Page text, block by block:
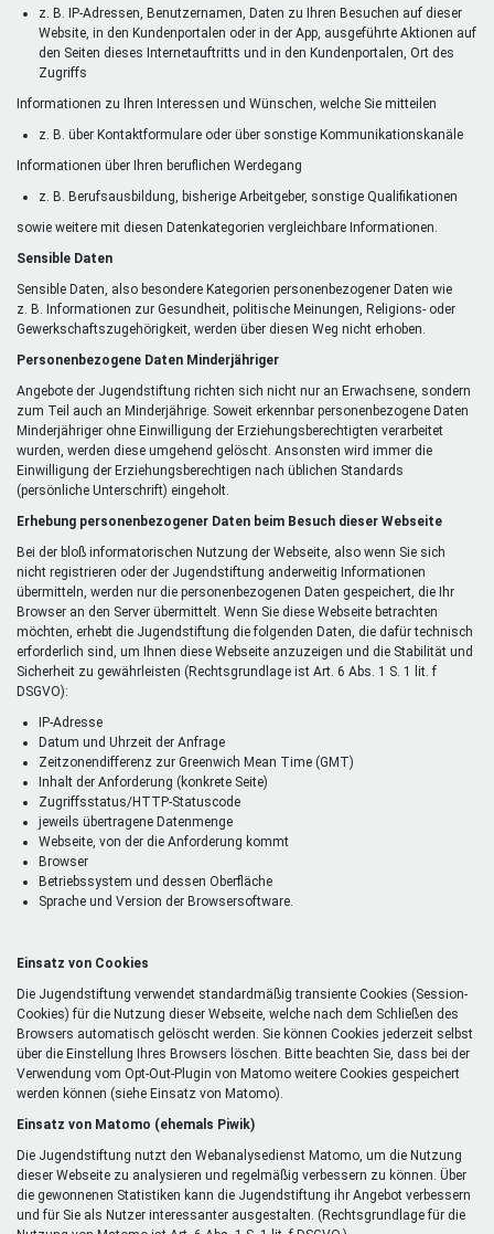
z. B. IP-Adressen, Benutzernamen, Daten zu Ihren Besuchen auf dieser
Website, in den Kundenportalen oder in der App, ausgeführte Aktionen auf
den Seiten dieses Internetauftritts und in den Kundenportalen, Ort des
Zugriffs
Informationen zu Ihren Interessen und Wünschen, welche Sie mitteilen
z. B. über Kontaktformulare oder über sonstige Kommunikationskanäle
Informationen über Ihren beruflichen Werdegang
z. B. Berufsausbildung, bisherige Arbeitgeber, sonstige Qualifikationen
sowie weitere mit diesen Datenkategorien vergleichbare Informationen.
Sensible Daten
Sensible Daten, also besondere Kategorien personenbezogener Daten wie
z. B. Informationen zur Gesundheit, politische Meinungen, Religions- oder
Gewerkschaftszugehörigkeit, werden über diesen Weg nicht erhoben.
Personenbezogene Daten Minderjähriger
Angebote der Jugendstiftung richten sich nicht nur an Erwachsene, sondern
zum Teil auch an Minderjährige. Soweit erkennbar personenbezogene Daten
Minderjähriger ohne Einwilligung der Erziehungsberechtigten verarbeitet
wurden, werden diese umgehend gelöscht. Ansonsten wird immer die
Einwilligung der Erziehungsberechtigen nach üblichen Standards
(persönliche Unterschrift) eingeholt.
Erhebung personenbezogener Daten beim Besuch dieser Webseite
Bei der bloß informatorischen Nutzung der Webseite, also wenn Sie sich
nicht registrieren oder der Jugendstiftung anderweitig Informationen
übermitteln, werden nur die personenbezogenen Daten gespeichert, die Ihr
Browser an den Server übermittelt. Wenn Sie diese Webseite betrachten
möchten, erhebt die Jugendstiftung die folgenden Daten, die dafür technisch
erforderlich sind, um Ihnen diese Webseite anzuzeigen und die Stabilität und
Sicherheit zu gewährleisten (Rechtsgrundlage ist Art. 6 Abs. 1 S. 1 lit. f
DSGVO):
IP-Adresse
Datum und Uhrzeit der Anfrage
Zeitzonendifferenz zur Greenwich Mean Time (GMT)
Inhalt der Anforderung (konkrete Seite)
Zugriffsstatus/HTTP-Statuscode
jeweils übertragene Datenmenge
Webseite, von der die Anforderung kommt
Browser
Betriebssystem und dessen Oberfläche
Sprache und Version der Browsersoftware.
Einsatz von Cookies
Die Jugendstiftung verwendet standardmäßig transiente Cookies (Session-
Cookies) für die Nutzung dieser Webseite, welche nach dem Schließen des
Browsers automatisch gelöscht werden. Sie können Cookies jederzeit selbst
über die Einstellung Ihres Browsers löschen. Bitte beachten Sie, dass bei der
Verwendung vom Opt-Out-Plugin von Matomo weitere Cookies gespeichert
werden können (siehe Einsatz von Matomo).
Einsatz von Matomo (ehemals Piwik)
Die Jugendstiftung nutzt den Webanalysedienst Matomo, um die Nutzung
dieser Webseite zu analysieren und regelmäßig verbessern zu können. Über
die gewonnenen Statistiken kann die Jugendstiftung ihr Angebot verbessern
und für Sie als Nutzer interessanter ausgestalten. (Rechtsgrundlage für die